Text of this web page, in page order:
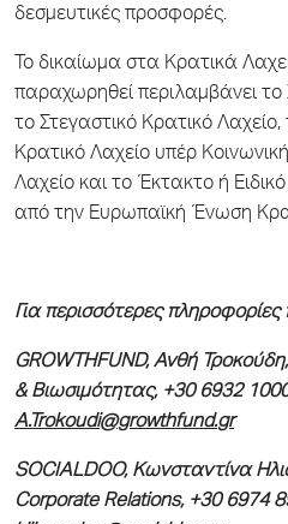
δεσμευτικές προσφορές.
Το δικαίωμα στα Κρατικά
παραχωρηθεί περιλαμβάνει το
το Στεγαστικό Κρατικό
Κρατικό Λαχείο υπέρ
Λαχείο και το Έκτακτο ή
από την Ευρωπαϊκή Ένωση
Για περισσότερες
GROWTHFUND, Ανθή
& Βιωσιμότητας, +30 6932
ATrokoudi@growthfund.gr
SOCIALDOO, Κωνσταντίνα
Corporate Relations, +30 6974